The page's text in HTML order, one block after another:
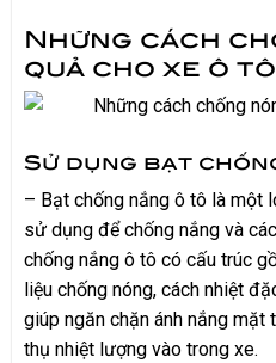
Những cách
quả cho xe ô tô
Sử dụng bạt
– Bạt chống nắng ô tô là
sử dụng để chống nắng và
chống nắng ô tô có cấu trúc
liệu chống nóng, cách nhiệt
giúp ngăn chặn ánh nắng
thụ nhiệt lượng vào trong xe.